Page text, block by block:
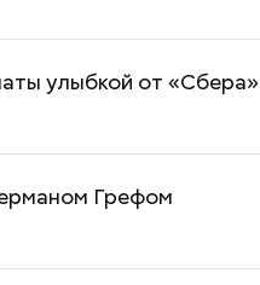
улыбкой от «Сбера»
Грефом